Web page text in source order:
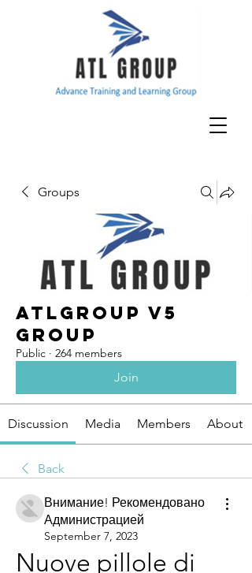
Groups
ATLGroup v5
Group
Public · 264 members
Join
Discussion Media Members About
Back
Внимание! Рекомендовано
Администрацией
September 7, 2023
Nuove pillole di